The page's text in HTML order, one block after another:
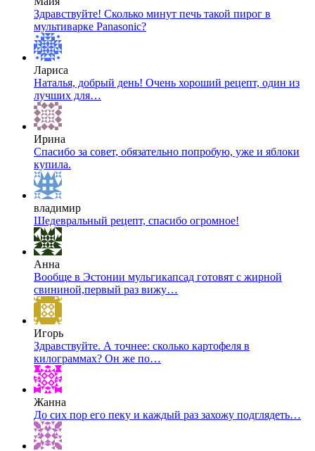
Здравствуйте! Сколько минут печь такой пирог в
мультиварке Panasonic?
Лариса
Наталья, добрый день! Очень хороший рецепт, один из
лучших для…
Ирина
Спасибо за совет, обязательно попробую, уже и яблоки
купила.
владимир
Шедевральный рецепт, спасибо огромное!
Анна
Вообще в Эстонии мульгикапсад готовят с жирной
свининой,первый раз вижу…
Игорь
Здравствуйте. А точнее: сколько картофеля в
килограммах? Он же по…
Жанна
До сих пор его пеку и каждый раз захожу подглядеть…